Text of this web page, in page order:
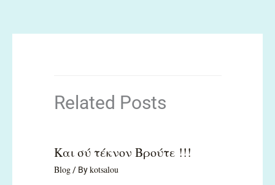
Related Posts
Και σύ τέκνον Βρούτε !!!
Blog/ Bykotsalou